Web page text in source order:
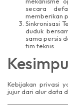
secara
memberikan
Sinkronisasi
duduk
sama persis
tim teknis.
Kebijakan privasi
jujur dari alur data